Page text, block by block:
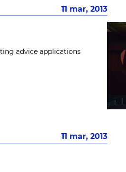
11 mar, 2013
advice applications
11 mar, 2013